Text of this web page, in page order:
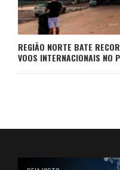
REGIÃO NORTE BATE
VOOS INTERNACIONAIS NO